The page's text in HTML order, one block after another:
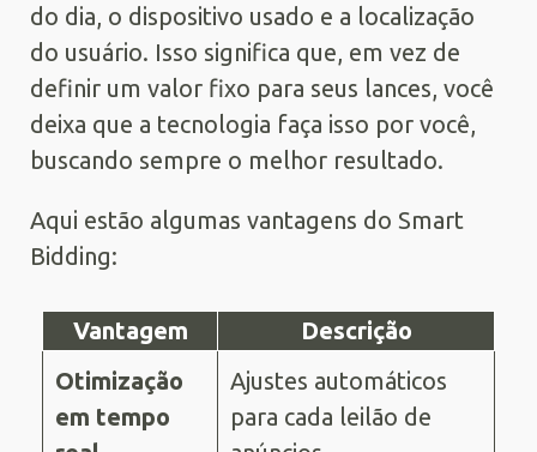
do dia, o dispositivo usado e a localização
do usuário. Isso significa que, em vez de
definir um valor fixo para seus lances, você
deixa que a tecnologia faça isso por você,
buscando sempre o melhor resultado.
Aqui estão algumas vantagens do Smart
Bidding:
Vantagem
Descrição
Otimização
em tempo
Ajustes automáticos
para cada leilão de